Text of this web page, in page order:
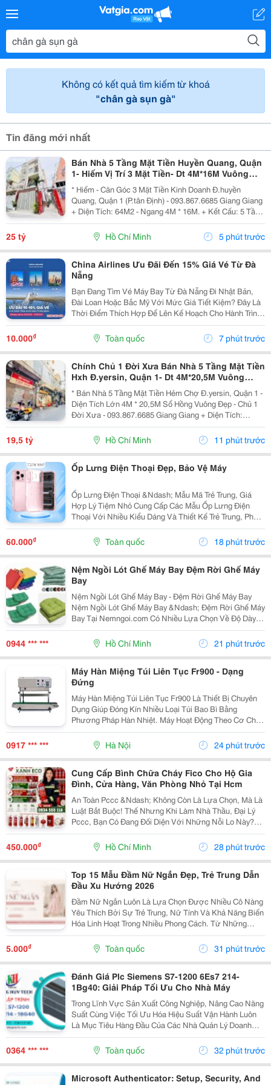
Không có kết quả tìm kiếm từ khoá
"chân gà sụn gà"
Tin đăng mới nhất
Bán Nhà 5 Tầng Mặt Tiền Huyền Quang, Quận
1- Hiếm Vị Trí 3 Mặt Tiền- Dt 4M*16M Vuông
Đẹp- Chính Chủ Giang Giang Xem Nhà
* Hiếm - Căn Góc 3 Mặt Tiền Kinh Doanh Đ.huyền
Quang, Quận 1 (P.tân Định) - 093.867.6685 Giang Giang
+ Diện Tích: 64M2 - Ngang 4M * 16M. + Kết Cấu: 5 Tầng
Mới Btct - Sân Thượng - 5Pn. + Sổ Hồng Vuông Đẹp -
Hoàn Công Chuẩn. + Chủ Chào: 25T. *...
25 tỷ Hồ Chí Minh 5 phút trước
China Airlines Ưu Đãi Đến 15% Giá Vé Từ Đà
Nẵng
Bạn Đang Tìm Vé Máy Bay Từ Đà Nẵng Đi Nhật Bản,
Đài Loan Hoặc Bắc Mỹ Với Mức Giá Tiết Kiệm? Đây Là
Thời Điểm Thích Hợp Để Lên Kế Hoạch Cho Hành Trình
Cuối Năm Và Đầu Năm 2027. China Airlines Ưu Đãi Đến
15% Giá Vé Từ Đà Nẵng Cho Nhiều Điểm Đến Quốc
10.000₫ Toàn quốc 7 phút trước
Chính Chủ 1 Đời Xưa Bán Nhà 5 Tầng Mặt Tiền
Hxh Đ.yersin, Quận 1- Dt 4M*20,5M Vuông
Đẹp- Giá Tốt Chỉ 19,5T- Nh Định Giá 19T- Khai
Thác Dòng
* Bán Nhà 5 Tầng Mặt Tiền Hẻm Chợ Đ.yersin, Quận 1 -
Diện Tích Lớn 4M * 20,5M Sổ Hồng Vuông Đẹp - Chủ 1
Đời Xưa - 093.867.6685 Giang Giang + Diện Tích:
80M2. + Kết Cấu: 5 Tầng Btct - 6Pn - 6 Wc. + Ngay Chợ
Bến Thành &Amp; Chợ Dân Sinh - Khu Vực...
19,5 tỷ Hồ Chí Minh 11 phút trước
Ốp Lưng Điện Thoại Đẹp, Bảo Vệ Máy
Ốp Lưng Điện Thoại &Ndash; Mẫu Mã Trẻ Trung, Giá
Hợp Lý Tiệm Nhỏ Cung Cấp Các Mẫu Ốp Lưng Điện
Thoại Với Nhiều Kiểu Dáng Và Thiết Kế Trẻ Trung, Phù
Hợp Với Học Sinh, Sinh Viên Và Người Dùng Yêu Thích
Phụ Kiện Điện Thoại. Ốp Được Thiết Kế Vừa Vặn...
60.000₫ Toàn quốc 18 phút trước
Nệm Ngồi Lót Ghế Máy Bay Đệm Rời Ghế Máy
Bay
Nệm Ngồi Lót Ghế Máy Bay - Đệm Rời Ghế Máy Bay
Nệm Ngồi Lót Ghế Máy Bay &Ndash; Đệm Rời Ghế Máy
Bay Tại Nemngoi.com Có Nhiều Lựa Chọn Về Độ Dày,
Ruột Nệm, Chất Liệu Vỏ Và Kích Thước Để Đáp Ứng
Nhu Cầu Người Mua. Sản Phẩm Đang Có Khuyến Mãi,
Ưu Đãi...
0944 *** *** Hồ Chí Minh 21 phút trước
Máy Hàn Miệng Túi Liên Tục Fr900 - Dạng
Đứng
Máy Hàn Miệng Túi Liên Tục Fr900 Là Thiết Bị Chuyên
Dụng Giúp Đóng Kín Nhiều Loại Túi Bao Bì Bằng
Phương Pháp Hàn Nhiệt. Máy Hoạt Động Theo Cơ Chế
Liên Tục, Hỗ Trợ Tăng Tốc Độ Đóng Gói Và Tạo Đường
Hàn Đều Trên Từng Sản Phẩm. Đây Là Lựa Chọn Phù
0917 *** *** Hà Nội 24 phút trước
Cung Cấp Bình Chữa Cháy Fico Cho Hộ Gia
Đình, Cửa Hàng, Văn Phòng Nhỏ Tại Hcm
An Toàn Pccc &Ndash; Không Còn Là Lựa Chọn, Mà Là
Luật Bắt Buộc! Thế Nhưng Khi Làm Nhà Thầu, Đại Lý
Pccc, Bạn Có Đang Đối Diện Với Những Nỗi Lo Này?
Đại Lý Nhỏ: Sợ Ôm Hàng, Vốn Chôn, Rủi Ro Cao. Nhà
Thầu: Hồ Sơ Pháp Lý Không Đủ, Công Trình Chậm...
450.000₫ Hồ Chí Minh 28 phút trước
Top 15 Mẫu Đầm Nữ Ngắn Đẹp, Trẻ Trung Dẫn
Đầu Xu Hướng 2026
Đầm Nữ Ngắn Luôn Là Lựa Chọn Được Nhiều Cô Nàng
Yêu Thích Bởi Sự Trẻ Trung, Nữ Tính Và Khả Năng Biến
Hóa Linh Hoạt Trong Nhiều Phong Cách. Từ Những
Thiết Kế Babydoll Đáng Yêu, Đầm Chữ A Thanh Lịch
Đến Kiểu Trễ Vai Quyến Rũ Hay Tay Phồng Điệu Đà,
5.000₫ Toàn quốc 31 phút trước
Đánh Giá Plc Siemens S7-1200 6Es7 214-
1Bg40: Giải Pháp Tối Ưu Cho Nhà Máy
Trong Lĩnh Vực Sản Xuất Công Nghiệp, Nâng Cao Năng
Suất Cùng Việc Tối Ưu Hóa Hiệu Suất Vận Hành Luôn
Là Mục Tiêu Hàng Đầu Của Các Nhà Quản Lý Doanh
Nghiệp. Để Hỗ Trợ Các Dây Chuyền Và Hệ Thống Tự
Động Hóa Làm Việc Chính Xác, Mượt Mà Hơn, Một
Thiết Bị...
0364 *** *** Toàn quốc 32 phút trước
Microsoft Authenticator: Setup, Security, And